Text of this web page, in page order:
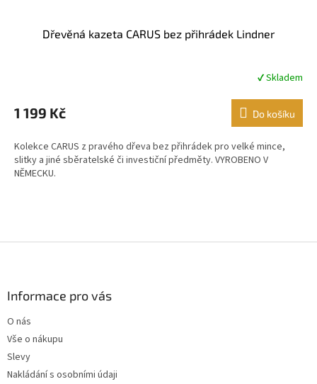
Dřevěná kazeta CARUS bez přihrádek Lindner
produktu
je
z
5
hvězdiček.
✔ Skladem
1 199 Kč Do košíku
Kolekce CARUS z pravého dřeva bez přihrádek pro velké mince,
slitky a jiné sběratelské či investiční předměty. VYROBENO V
NĚMECKU.
Informace pro vás
O nás
Vše o nákupu
Slevy
Nakládání s osobními údaji